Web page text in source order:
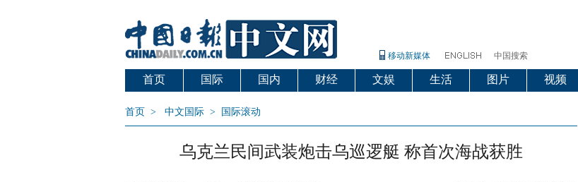
移动新媒体 中国搜索
首页 国际 国内 财经 文娱 生活 图片 视频
首页 > 中文国际 > 国际滚动
乌克兰民间武装炮击乌巡逻艇 称首次海战获胜